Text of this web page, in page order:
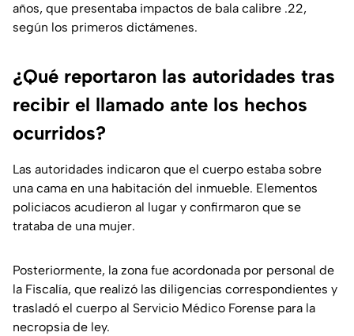
años, que presentaba impactos de bala calibre .22,
según los primeros dictámenes.
¿Qué reportaron las autoridades tras
recibir el llamado ante los hechos
ocurridos?
Las autoridades indicaron que el cuerpo estaba sobre
una cama en una habitación del inmueble. Elementos
policiacos acudieron al lugar y confirmaron que se
trataba de una mujer.
Posteriormente, la zona fue acordonada por personal de
la Fiscalía, que realizó las diligencias correspondientes y
trasladó el cuerpo al Servicio Médico Forense para la
necropsia de ley.